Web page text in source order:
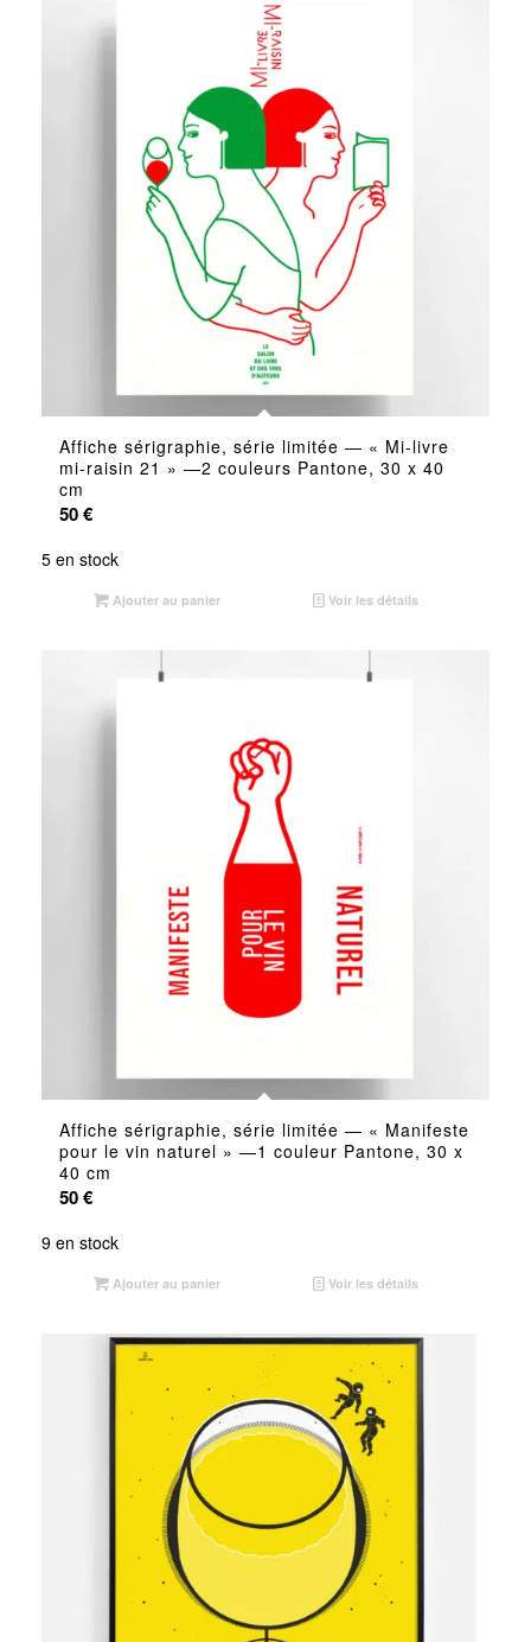
Affiche sérigraphie, série limitée — « Mi-livre
mi-raisin 21 » —2 couleurs Pantone, 30 x 40
cm
50€
5 en stock
Ajouter au panier Voir les détails
Affiche sérigraphie, série limitée — « Manifeste
pour le vin naturel » —1 couleur Pantone, 30 x
40 cm
50€
9 en stock
Ajouter au panier Voir les détails